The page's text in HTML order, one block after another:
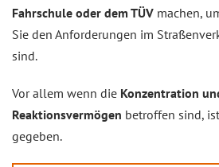
Fahrschule oder dem TÜV machen,
Sie den Anforderungen im
sind.
Vor allem wenn die Konzentration
Reaktionsvermögen betroffen sind,
gegeben.